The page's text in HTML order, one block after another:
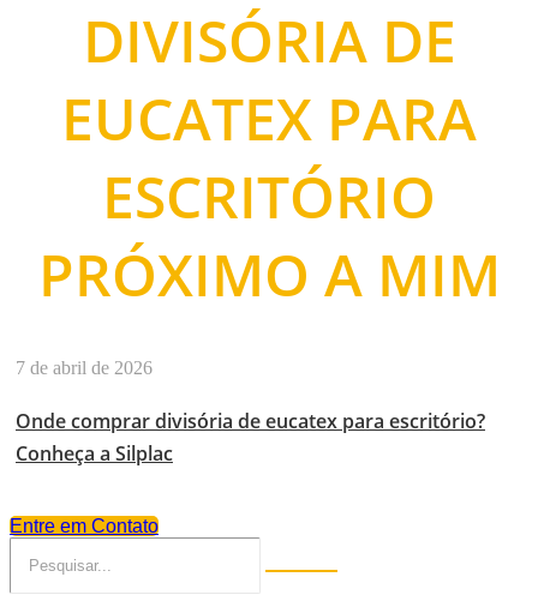
DIVISÓRIA DE
EUCATEX PARA
ESCRITÓRIO
PRÓXIMO A MIM
7 de abril de 2026
Onde comprar divisória de eucatex para escritório?
Conheça a Silplac
Entre em Contato